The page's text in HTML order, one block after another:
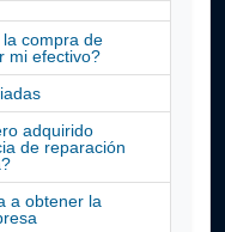
compra de
mi efectivo?
adquirido
de reparación
a obtener la